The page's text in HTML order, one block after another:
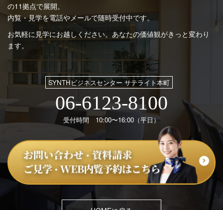
の11拠点で展開。
内覧・見学を電話やメールで随時受付中です。
お気軽に見学にお越しください。あなたの価値観がきっと変わり
ます。
SYNTHビジネスセンター サテライト本町
06-6123-8100
受付時間 10:00〜16:00（平日）